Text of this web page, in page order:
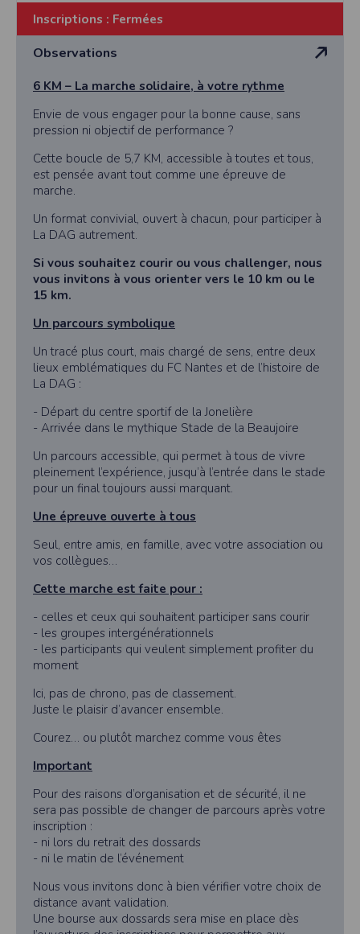
Inscriptions : Fermées
Observations
6 KM – La marche solidaire, à votre rythme
Envie de vous engager pour la bonne cause, sans
pression ni objectif de performance ?
Cette boucle de 5,7 KM, accessible à toutes et tous,
est pensée avant tout comme une épreuve de
marche.
Un format convivial, ouvert à chacun, pour participer à
La DAG autrement.
Si vous souhaitez courir ou vous challenger, nous
vous invitons à vous orienter vers le 10 km ou le
15 km.
Un parcours symbolique
Un tracé plus court, mais chargé de sens, entre deux
lieux emblématiques du FC Nantes et de l’histoire de
La DAG :
- Départ du centre sportif de la Jonelière
- Arrivée dans le mythique Stade de la Beaujoire
Un parcours accessible, qui permet à tous de vivre
pleinement l’expérience, jusqu’à l’entrée dans le stade
pour un final toujours aussi marquant.
Une épreuve ouverte à tous
Seul, entre amis, en famille, avec votre association ou
vos collègues…
Cette marche est faite pour :
- celles et ceux qui souhaitent participer sans courir
- les groupes intergénérationnels
- les participants qui veulent simplement profiter du
moment
Ici, pas de chrono, pas de classement.
Juste le plaisir d’avancer ensemble.
Courez… ou plutôt marchez comme vous êtes
Important
Pour des raisons d’organisation et de sécurité, il ne
sera pas possible de changer de parcours après votre
inscription :
- ni lors du retrait des dossards
- ni le matin de l’événement
Nous vous invitons donc à bien vérifier votre choix de
distance avant validation.
Une bourse aux dossards sera mise en place dès